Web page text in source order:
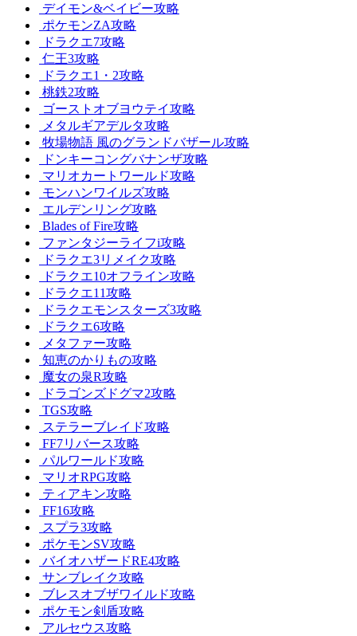
デイモン&ベイビー攻略
ポケモンZA攻略
ドラクエ7攻略
仁王3攻略
ドラクエ1・2攻略
桃鉄2攻略
ゴーストオブヨウテイ攻略
メタルギアデルタ攻略
牧場物語 風のグランドバザール攻略
ドンキーコングバナンザ攻略
マリオカートワールド攻略
モンハンワイルズ攻略
エルデンリング攻略
Blades of Fire攻略
ファンタジーライフi攻略
ドラクエ3リメイク攻略
ドラクエ10オフライン攻略
ドラクエ11攻略
ドラクエモンスターズ3攻略
ドラクエ6攻略
メタファー攻略
知恵のかりもの攻略
魔女の泉R攻略
ドラゴンズドグマ2攻略
TGS攻略
ステラーブレイド攻略
FF7リバース攻略
パルワールド攻略
マリオRPG攻略
ティアキン攻略
FF16攻略
スプラ3攻略
ポケモンSV攻略
バイオハザードRE4攻略
サンブレイク攻略
ブレスオブザワイルド攻略
ポケモン剣盾攻略
アルセウス攻略